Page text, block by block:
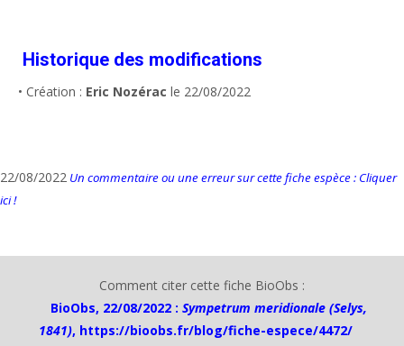
Historique des modifications
• Création : Eric Nozérac le 22/08/2022
22/08/2022 Un commentaire ou une erreur sur cette fiche espèce : Cliquer
ici !
Comment citer cette fiche BioObs :
BioObs, 22/08/2022 : Sympetrum meridionale (Selys,
1841), https://bioobs.fr/blog/fiche-espece/4472/